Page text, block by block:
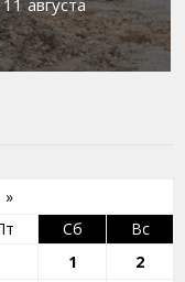
Сб
Вс
1
2